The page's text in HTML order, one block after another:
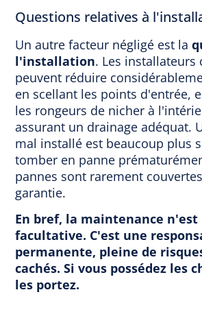
Questions relatives à
Un autre facteur négligé est la
l'installation. Les installateurs
peuvent réduire
en scellant les points d'entrée,
les rongeurs de nicher à
assurant un drainage adéquat.
mal installé est beaucoup plus
tomber en panne
pannes sont rarement
garantie.
En bref, la maintenance n'est
facultative. C'est une
permanente, pleine de
cachés. Si vous possédez les
les portez.